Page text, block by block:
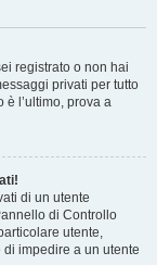
registrato o non hai
privati per tutto
è l’ultimo, prova a
​​di un utente
di Controllo
utente,
impedire a un utente